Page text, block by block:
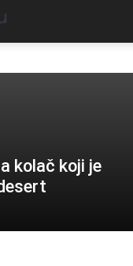
kolač koji je